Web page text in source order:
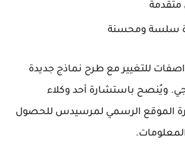
متقدمة
سلسة ومحسنة
للتغيير مع طرح نماذج جديدة
ويُنصح باستشارة أحد وكلاء
الموقع الرسمي لمرسيدس للحصول